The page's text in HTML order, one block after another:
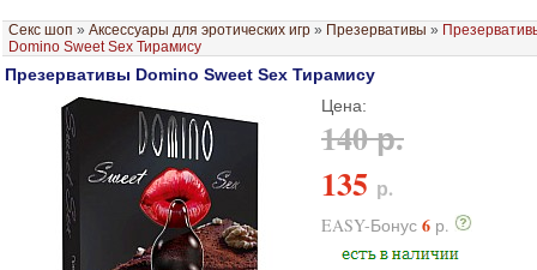
Секс шоп » Аксессуары для эротических игр » Презервативы »
Domino Sweet Sex Тирамису
Презервативы Domino Sweet Sex Тирамису
Цена:
140 р.
135 р.
EASY-Бонус 6 р.